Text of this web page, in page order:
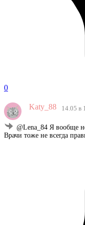
0
Katy_88 14.05 в
@Lena_84 Я вообще
Врачи тоже не всегда